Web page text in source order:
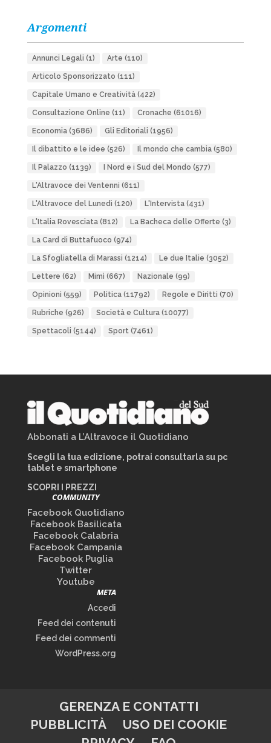
Argomenti
Annunci Legali (1) Arte (110)
Articolo Sponsorizzato (111)
Capitale Umano e Creatività(422)
Consultazione Online (11) Cronache (61016)
Economia(3686) Gli Editoriali (1956)
Il dibattito e le idee (526) Il mondo che cambia(580)
Il Palazzo (1139) I Nord e i Sud del Mondo (577)
L'Altravoce dei Ventenni (611)
L'Altravoce del Lunedì (120) L'Intervista(431)
L'Italia Rovesciata(812) La Bacheca delle Offerte (3)
La Card di Buttafuoco (974)
La Sfogliatella di Marassi (1214) Le due Italie (3052)
Lettere (62) Mimì (667) Nazionale (99)
Opinioni (559) Politica(11792) Regole e Diritti (70)
Rubriche (926) Società e Cultura(10077)
Spettacoli (5144) Sport(7461)
Abbonati a L’Altravoce il Quotidiano
Scegli la tua edizione, potrai consultarla su pc
tablet e smartphone
SCOPRI I PREZZI
COMMUNITY
Facebook Quotidiano
Facebook Basilicata
Facebook Calabria
Facebook Campania
Facebook Puglia
Twitter
Youtube
META
Accedi
Feed dei contenuti
Feed dei commenti
WordPress.org
GERENZA E CONTATTI
PUBBLICITÀ
USO DEI COOKIE